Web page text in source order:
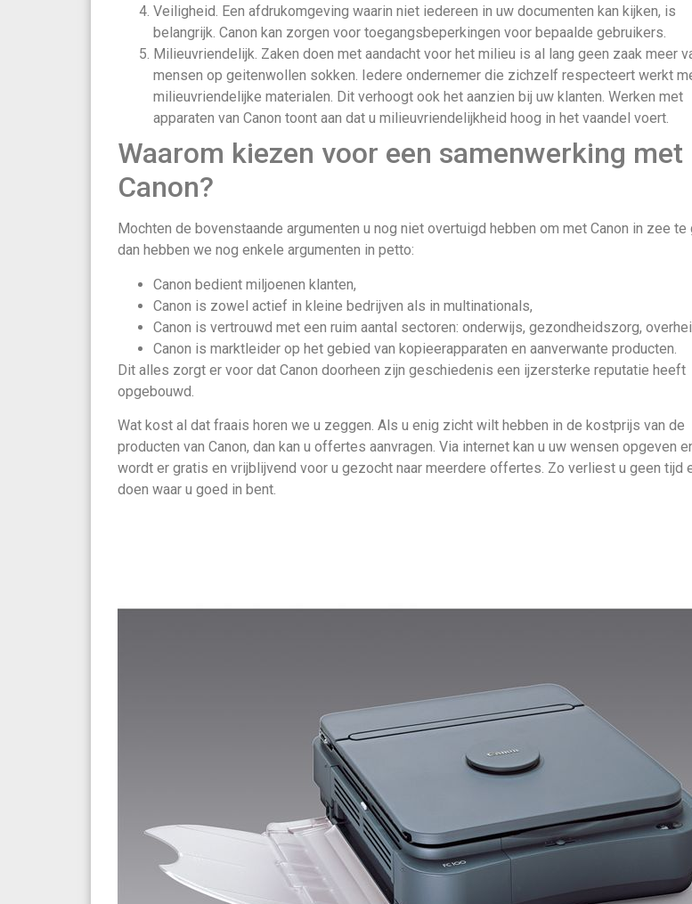
Veiligheid. Een afdrukomgeving waarin niet iedereen in uw documenten kan kijken, is
belangrijk. Canon kan zorgen voor toegangsbeperkingen voor bepaalde gebruikers.
Milieuvriendelijk. Zaken doen met aandacht voor het milieu is al lang geen zaak meer
mensen op geitenwollen sokken. Iedere ondernemer die zichzelf respecteert werkt
milieuvriendelijke materialen. Dit verhoogt ook het aanzien bij uw klanten. Werken met
apparaten van Canon toont aan dat u milieuvriendelijkheid hoog in het vaandel voert.
Waarom kiezen voor een samenwerking met
Canon?
Mochten de bovenstaande argumenten u nog niet overtuigd hebben om met Canon in zee te
dan hebben we nog enkele argumenten in petto:
Canon bedient miljoenen klanten,
Canon is zowel actief in kleine bedrijven als in multinationals,
Canon is vertrouwd met een ruim aantal sectoren: onderwijs, gezondheidszorg,
Canon is marktleider op het gebied van kopieerapparaten en aanverwante producten.
Dit alles zorgt er voor dat Canon doorheen zijn geschiedenis een ijzersterke reputatie heeft
opgebouwd.
Wat kost al dat fraais horen we u zeggen. Als u enig zicht wilt hebben in de kostprijs van de
producten van Canon, dan kan u offertes aanvragen. Via internet kan u uw wensen opgeven
wordt er gratis en vrijblijvend voor u gezocht naar meerdere offertes. Zo verliest u geen tijd
doen waar u goed in bent.